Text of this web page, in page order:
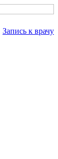
Запись к врачу